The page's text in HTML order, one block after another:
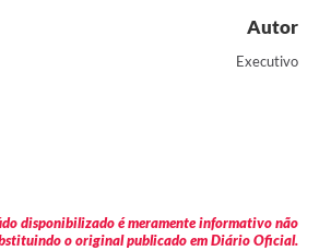
Autor
Executivo
disponibilizado é meramente informativo não
o original publicado em Diário Oficial.